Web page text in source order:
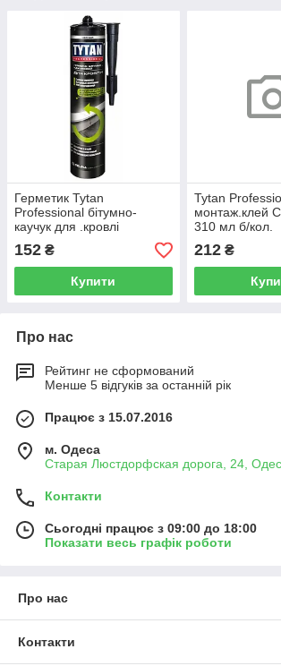
Герметик Tytan
Professional бітумно-
каучук для .кровлі
чорн.310мл
152 ₴
Купити
Tytan
монтаж.клей
310 мл б/кол.
212₴
Про нас
Рейтинг не сформований
Менше 5 відгуків за останній рік
Працює з 15.07.2016
м. Одеса
Старая Люстдорфская дорога, 24,
Контакти
Сьогодні працює з 09:00 до 18:00
Показати весь графік роботи
Про нас
Контакти